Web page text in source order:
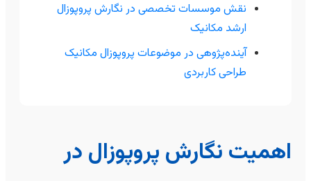
نقش موسسات تخصصی در نگارش پروپوزال
ارشد مکانیک
آینده‌پژوهی در موضوعات پروپوزال مکانیک
طراحی کاربردی
اهمیت نگارش پروپوزال در